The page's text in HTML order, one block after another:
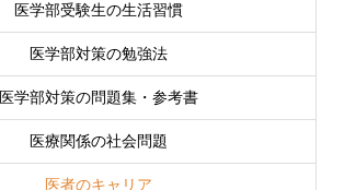
医学部受験生の生活習慣
医学部対策の勉強法
医学部対策の問題集・参考書
医療関係の社会問題
医者のキャリア